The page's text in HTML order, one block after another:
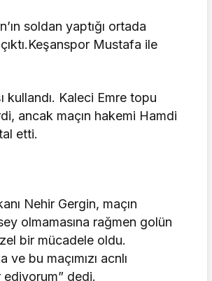
soldan yaptığı ortada
Mustafa ile
Kaleci Emre topu
ancak maçın hakemi Hamdi
etti.
Nehir Gergin, maçın
olmamasına rağmen golün
bir mücadele oldu.
bu maçımızı acnlı
dedi.